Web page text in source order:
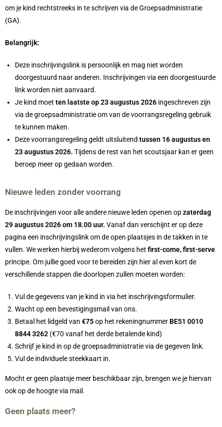
om je kind rechtstreeks in te schrijven via de Groepsadministratie
(GA).
Belangrijk:
Deze inschrijvingslink is persoonlijk en mag niet worden
doorgestuurd naar anderen. Inschrijvingen via een doorgestuurde
link worden niet aanvaard.
Je kind moet ten laatste op 23 augustus 2026 ingeschreven zijn
via de groepsadministratie om van de voorrangsregeling gebruik
te kunnen maken.
Deze voorrangsregeling geldt uitsluitend tussen 16 augustus en
23 augustus 2026. Tijdens de rest van het scoutsjaar kan er geen
beroep meer op gedaan worden.
Nieuwe leden zonder voorrang
De inschrijvingen voor alle andere nieuwe leden openen opzaterdag
29 augustus 2026 om 18.00 uur. Vanaf dan verschijnt er op deze
pagina een inschrijvingslink om de open plaatsjes in de takken in te
vullen. We werken hierbij wederom volgens het first-come, first-serve
principe. Om jullie goed voor te bereiden zijn hier al even kort de
verschillende stappen die doorlopen zullen moeten worden:
Vul de gegevens van je kind in via het inschrijvingsformulier.
Wacht op een bevestigingsmail van ons.
Betaal het lidgeld van €75op het rekeningnummer BE51 0010
8844 3262 (€70 vanaf het derde betalende kind)
Schrijf je kind in op de groepsadministratie via de gegeven link.
Vul de individuele steekkaart in.
Mocht er geen plaatsje meer beschikbaar zijn, brengen we je hiervan
ook op de hoogte via mail.
Geen plaats meer?